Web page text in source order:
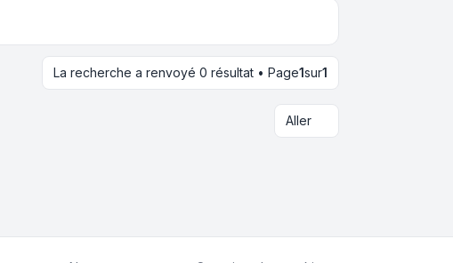
La recherche a renvoyé 0 résultat • Page1sur1
Aller